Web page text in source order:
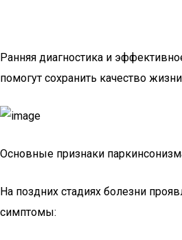
Ранняя диагностика и
помогут сохранить качество
Основные признаки
На поздних стадиях болезни
симптомы: